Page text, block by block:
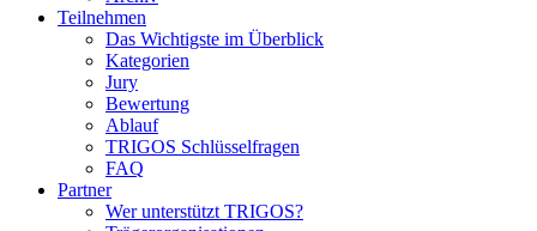
Teilnehmen
Das Wichtigste im Überblick
Kategorien
Jury
Bewertung
Ablauf
TRIGOS Schlüsselfragen
FAQ
Partner
Wer unterstützt TRIGOS?